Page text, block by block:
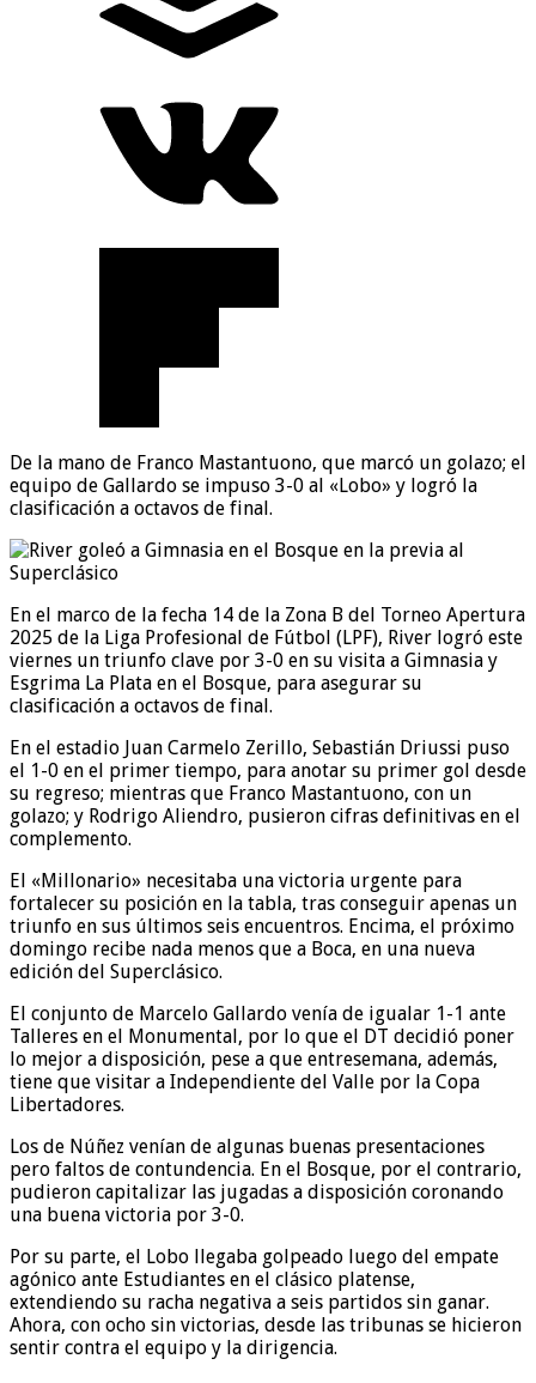
De la mano de Franco Mastantuono, que marcó un golazo; el
equipo de Gallardo se impuso 3-0 al «Lobo» y logró la
clasificación a octavos de final.
En el marco de la fecha 14 de la Zona B del Torneo Apertura
2025 de la Liga Profesional de Fútbol (LPF), River logró este
viernes un triunfo clave por 3-0 en su visita a Gimnasia y
Esgrima La Plata en el Bosque, para asegurar su
clasificación a octavos de final.
En el estadio Juan Carmelo Zerillo, Sebastián Driussi puso
el 1-0 en el primer tiempo, para anotar su primer gol desde
su regreso; mientras que Franco Mastantuono, con un
golazo; y Rodrigo Aliendro, pusieron cifras definitivas en el
complemento.
El «Millonario» necesitaba una victoria urgente para
fortalecer su posición en la tabla, tras conseguir apenas un
triunfo en sus últimos seis encuentros. Encima, el próximo
domingo recibe nada menos que a Boca, en una nueva
edición del Superclásico.
El conjunto de Marcelo Gallardo venía de igualar 1-1 ante
Talleres en el Monumental, por lo que el DT decidió poner
lo mejor a disposición, pese a que entresemana, además,
tiene que visitar a Independiente del Valle por la Copa
Libertadores.
Los de Núñez venían de algunas buenas presentaciones
pero faltos de contundencia. En el Bosque, por el contrario,
pudieron capitalizar las jugadas a disposición coronando
una buena victoria por 3-0.
Por su parte, el Lobo llegaba golpeado luego del empate
agónico ante Estudiantes en el clásico platense,
extendiendo su racha negativa a seis partidos sin ganar.
Ahora, con ocho sin victorias, desde las tribunas se hicieron
sentir contra el equipo y la dirigencia.